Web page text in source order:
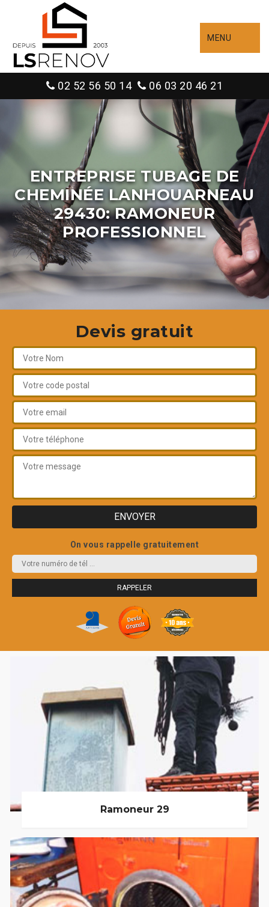
MENU
02 52 56 50 14 06 03 20 46 21
ENTREPRISE TUBAGE DE
CHEMINÉE LANHOUARNEAU
29430: RAMONEUR
PROFESSIONNEL
Devis gratuit
On vous rappelle gratuitement
Ramoneur 29